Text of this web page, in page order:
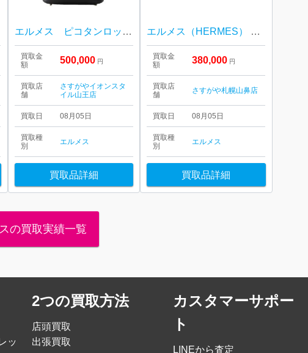
エルメス ピコタンロック22
買取金
額
500,000 円
買取店
舗
さすがやイオンスタ
イル山王店
買取日 08月05日
買取種
別
エルメス
買取品詳細
エルメス（HERMES） ピアノ ハンドバッグ
買取金
額
380,000 円
買取店
舗
さすがや札幌山鼻店
買取日 08月05日
買取種
別
エルメス
買取品詳細
の買取実績一覧
ッ
2つの買取方法
店頭買取
出張買取
カスタマーサポー
ト
LINEから査定